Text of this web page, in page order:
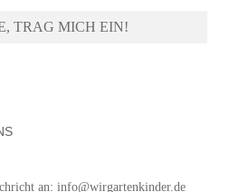
an: info@wirgartenkinder.de